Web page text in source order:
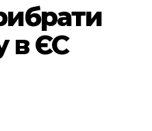
в ЄС